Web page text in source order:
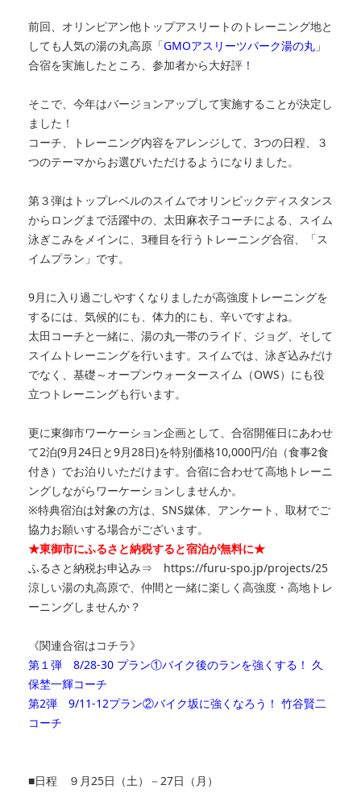
前回、オリンピアン他トップアスリートのトレーニング地と
しても人気の湯の丸高原「GMOアスリーツパーク湯の丸」
合宿を実施したところ、参加者から大好評！
そこで、今年はバージョンアップして実施することが決定し
ました！
コーチ、トレーニング内容をアレンジして、3つの日程、３
つのテーマからお選びいただけるようになりました。
第３弾はトップレベルのスイムでオリンピックディスタンス
からロングまで活躍中の、太田麻衣子コーチによる、スイム
泳ぎこみをメインに、3種目を行うトレーニング合宿、「ス
イムプラン」です。
9月に入り過ごしやすくなりましたが高強度トレーニングを
するには、気候的にも、体力的にも、辛いですよね。
太田コーチと一緒に、湯の丸一帯のライド、ジョグ、そして
スイムトレーニングを行います。スイムでは、泳ぎ込みだけ
でなく、基礎～オープンウォータースイム（OWS）にも役
立つトレーニングも行います。
更に東御市ワーケーション企画として、合宿開催日にあわせ
て2泊(9月24日と9月28日)を特別価格10,000円/泊（食事2食
付き）でお泊りいただけます。合宿に合わせて高地トレーニ
ングしながらワーケーションしませんか。
※特典宿泊は対象の方は、SNS媒体、アンケート、取材でご
協力お願いする場合がございます。
★東御市にふるさと納税すると宿泊が無料に★
ふるさと納税お申込み⇒ https://furu-spo.jp/projects/25
涼しい湯の丸高原で、仲間と一緒に楽しく高強度・高地トレ
ーニングしませんか？
《関連合宿はコチラ》
第１弾 8/28-30 プラン①バイク後のランを強くする！ 久
保埜一輝コーチ
第2弾 9/11-12プラン②バイク坂に強くなろう！ 竹谷賢二
コーチ
■日程 ９月25日（土）－27日（月）